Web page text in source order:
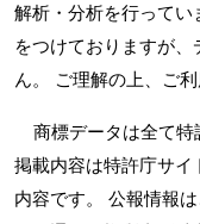
解析・分析を行って
をつけておりますが
ん。 ご理解の上、ご
商標データは全て特
掲載内容は特許庁サ
内容です。 公報情報